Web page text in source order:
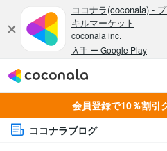
会員登録で10％割引
ココナラブログ